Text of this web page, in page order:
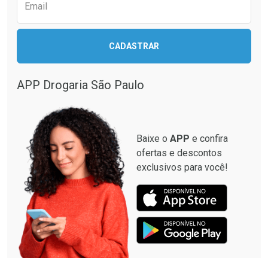
Comprar sem Desconto
Por R$ 39,99/cada
Por R$ 39,99/cada
Por R$ 24,99/cada
Email
CADASTRAR
APP Drogaria São Paulo
Baixe o APP e confira
ofertas e descontos
exclusivos para você!